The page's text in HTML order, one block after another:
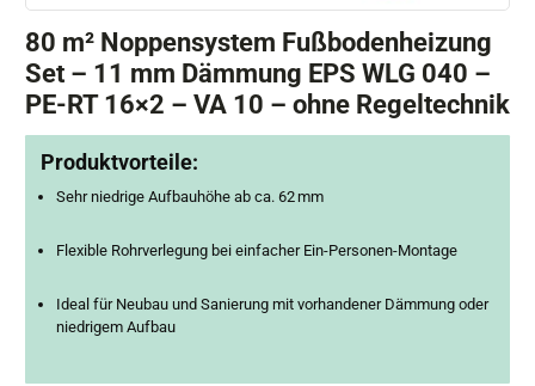
80 m² Noppensystem Fußbodenheizung
Set – 11 mm Dämmung EPS WLG 040 –
PE-RT 16×2 – VA 10 – ohne Regeltechnik
Produktvorteile:
Sehr niedrige Aufbauhöhe ab ca. 62 mm
Flexible Rohrverlegung bei einfacher Ein-Personen-Montage
Ideal für Neubau und Sanierung mit vorhandener Dämmung oder
niedrigem Aufbau